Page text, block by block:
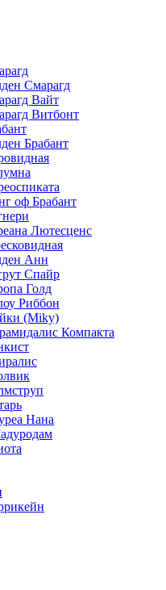
Смарагд
Вайт
Витбонт
Брабант
оф Брабант
Лютесценс
Анн
Спайр
Голд
Риббон
(Miky)
Компакта
Нана